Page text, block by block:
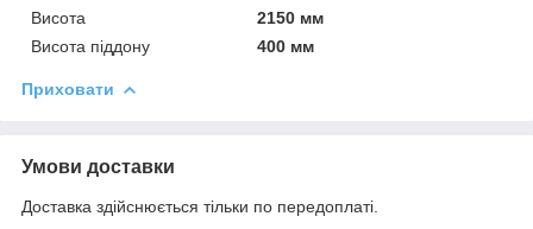
Висота
2150 мм
Висота піддону
400 мм
Приховати
Умови доставки
Доставка здійснюється тільки по передоплаті.